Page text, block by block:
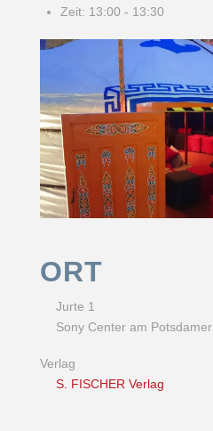
Zeit: 13:00 - 13:30
ORT
Jurte 1
Sony Center am
Verlag
S. FISCHER Verlag